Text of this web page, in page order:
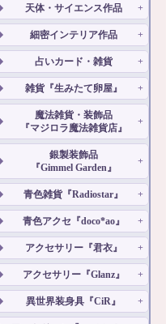
天体・サイエンス作品
細密インテリア作品
占いカード・雑貨
雑貨『生みたて卵屋』
魔法雑貨・装飾品
『マジロラ魔法雑貨店』
銀製装飾品
『Gimmel Garden』
青色雑貨『Radiostar』
青色アクセ『doco*ao』
アクセサリー『君衣』
アクセサリー『Glanz』
異世界装身具『CiR』